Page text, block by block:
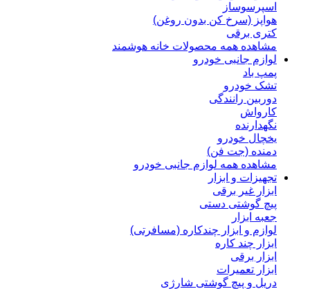
اسپرسوساز
هواپز (سرخ کن بدون روغن)
کتری برقی
مشاهده همه محصولات خانه هوشمند
لوازم جانبی خودرو
پمپ باد
تشک خودرو
دوربین رانندگی
کارواش
نگهدارنده
یخچال خودرو
دمنده (جت فن)
مشاهده همه لوازم جانبی خودرو
تجهیزات و ابزار
ابزار غیر برقی
پیچ گوشتی دستی
جعبه ابزار
لوازم و ابزار چندکاره (مسافرتی)
ابزار چند کاره
ابزار برقی
ابزار تعمیرات
دریل و پیچ گوشتی شارژی